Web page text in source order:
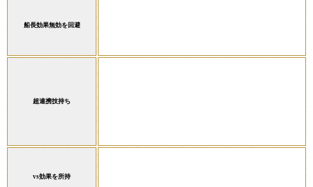
船長効果無効を回避
超連携技持ち
vs効果を所持